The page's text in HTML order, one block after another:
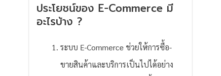
ประโยชน์ของ E-Commerce มี
อะไรบ้าง ?
ระบบ E-Commerce ช่วยให้การซื้อ-
ขายสินค้าและบริการเป็นไปได้อย่าง